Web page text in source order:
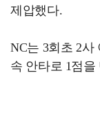
제압했다.
NC는 3회초 2사
속 안타로 1점을